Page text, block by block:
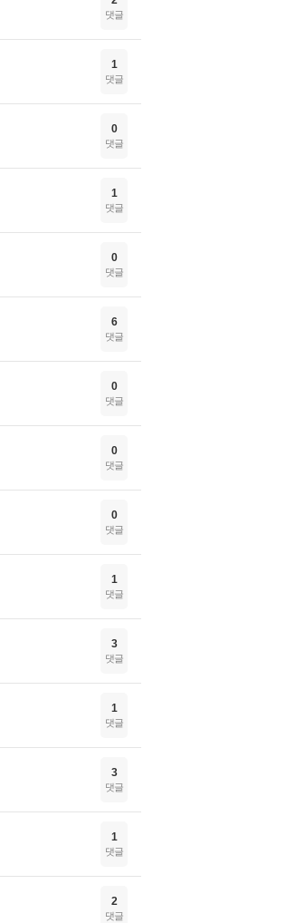
댓글
1
댓글
0
댓글
1
댓글
0
댓글
6
댓글
0
댓글
0
댓글
0
댓글
1
댓글
3
댓글
1
댓글
3
댓글
1
댓글
2
댓글